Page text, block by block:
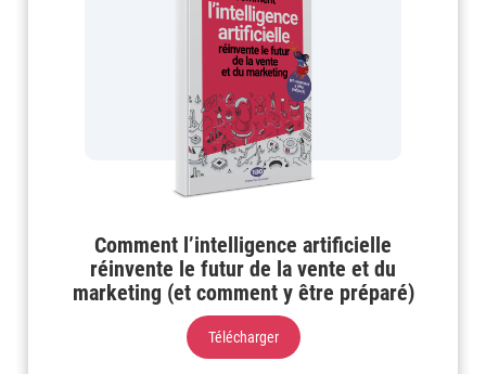
Comment l’intelligence artificielle
réinvente le futur de la vente et du
marketing (et comment y être préparé)
Télécharger